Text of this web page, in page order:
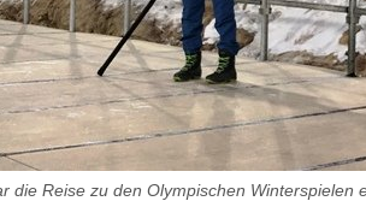
die Reise zu den Olympischen